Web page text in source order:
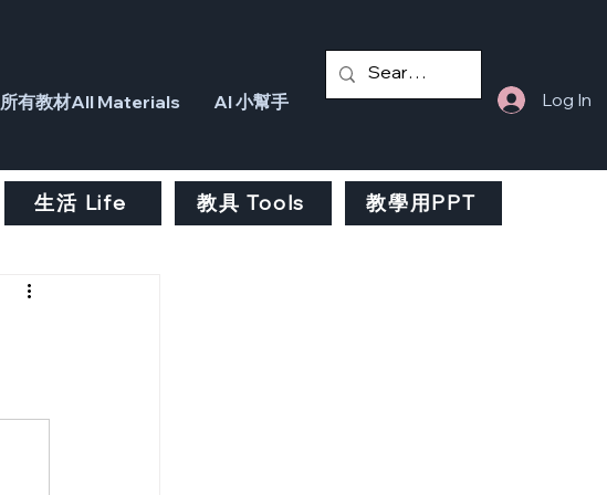
所有教材All Materials AI 小幫手 Log In
生活 Life 教具 Tools 教學用PPT